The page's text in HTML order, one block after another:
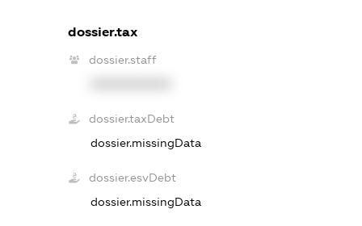
dossier.tax
dossier.staff
dossier.taxDebt
dossier.missingData
dossier.esvDebt
dossier.missingData